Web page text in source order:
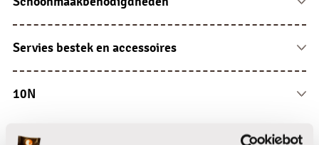
Limonade siropen
Zepen en lotions
Dispensers
Vaat en wasbenodigdheden
Reinigingsartikelen
Overige
Servies bestek en accessoires
Porselein
Glaswerk
Serveren en presenteren
10N